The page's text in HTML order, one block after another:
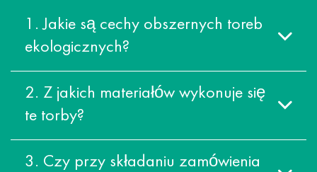
1. Jakie są cechy obszernych toreb
ekologicznych?
2. Z jakich materiałów wykonuje się
te torby?
3. Czy przy składaniu zamówienia